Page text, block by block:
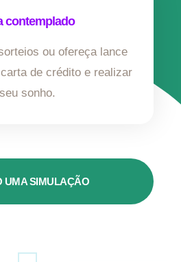
contemplado
ou ofereça lance
de crédito e realizar
seu sonho.
UMA SIMULAÇÃO